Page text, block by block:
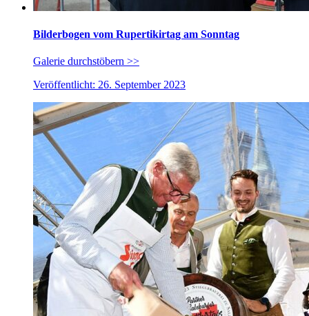
Bilderbogen vom Rupertikirtag am Sonntag
Galerie durchstöbern >>
Veröffentlicht: 26. September 2023